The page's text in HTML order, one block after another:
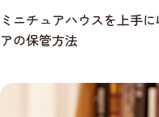
ミニチュアハウスを上手
アの保管方法